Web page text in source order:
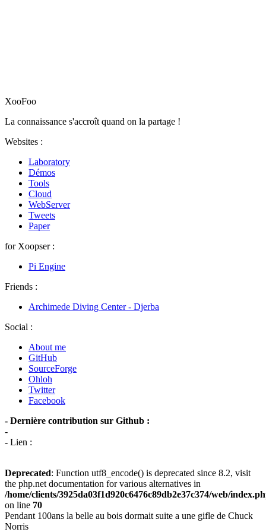
XooFoo
La connaissance s'accroît quand on la partage !
Websites :
Laboratory
Démos
Tools
Cloud
WebServer
Tweets
Paper
for Xoopser :
Pi Engine
Friends :
Archimede Diving Center - Djerba
Social :
About me
GitHub
SourceForge
Ohloh
Twitter
Facebook
- Dernière contribution sur Github :
-
- Lien :
Deprecated: Function utf8_encode() is deprecated since 8.2, visit
the php.net documentation for various alternatives in
/home/clients/3925da03f1d920c6476c89db2e37c374/web/
on line 70
Pendant 100ans la belle au bois dormait suite a une gifle de Chuck
Norris